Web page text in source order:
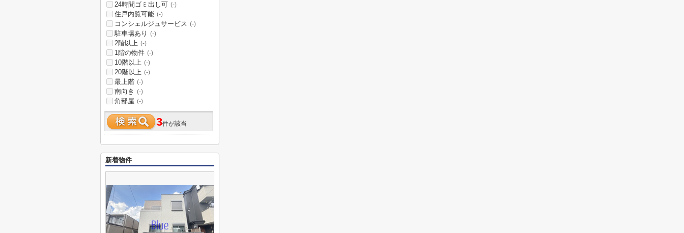
24時間ゴミ出し可 (-)
住戸内覧可能 (-)
コンシェルジュサービス (-)
駐車場あり (-)
2階以上 (-)
1階の物件 (-)
10階以上 (-)
20階以上 (-)
最上階 (-)
南向き (-)
角部屋 (-)
3件が該当
新着物件